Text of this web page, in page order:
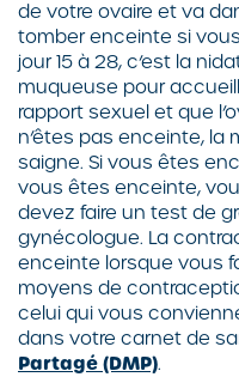
de votre ovaire et va
tomber enceinte si
jour 15 à 28, c’est la
muqueuse pour
rapport sexuel et que
n’êtes pas enceinte, la
saigne. Si vous êtes
vous êtes enceinte,
devez faire un test de
gynécologue. La
enceinte lorsque vous
moyens de
celui qui vous
dans votre carnet de
Partagé (DMP).